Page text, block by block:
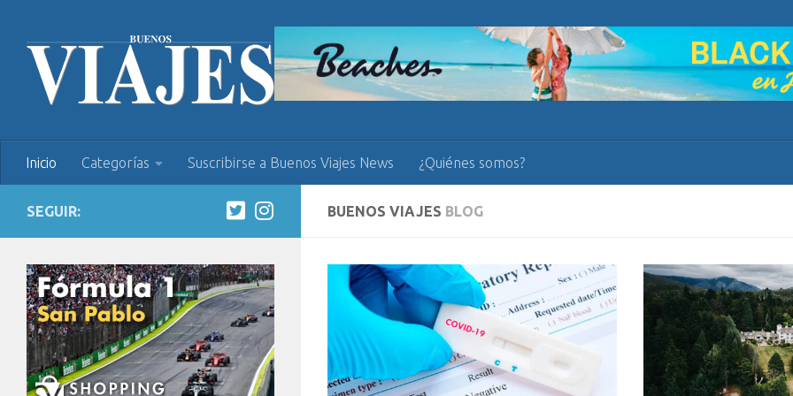
Inicio Categorías Suscribirse a Buenos Viajes News ¿Quiénes somos?
BUENOS VIAJES BLOG
SEGUIR: